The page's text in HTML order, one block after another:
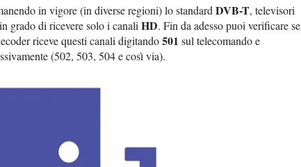
in vigore (in diverse regioni) lo standard DVB-T, televisori
grado di ricevere solo i canali HD. Fin da adesso puoi verificare se
riceve questi canali digitando501 sul telecomando e
(502, 503, 504 e così via).